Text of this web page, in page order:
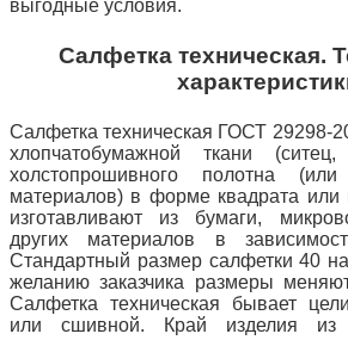
выгодные условия.
Салфетка техническая.
Салфетка техническая ГОСТ 29298-
хлопчатобумажной ткани
холстопрошивного полотна
материалов) в форме квадрата или
изготавливают из бумаги,
других материалов в
Стандартный размер салфетки 40
желанию заказчика размеры
Салфетка техническая бывает
или сшивной.
Край изделия из